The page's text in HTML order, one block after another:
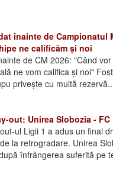
înainte de Campionatul
ne calificăm și noi
de CM 2026: "Când
ne vom califica și noi"
privește cu multă
out: Unirea Slobozia - FC
ul Ligii 1 a adus un final
la retrogradare. Unirea
înfrângerea suferită pe